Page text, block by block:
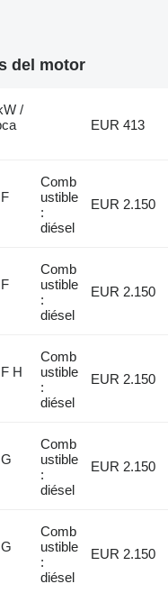
del motor
/
EUR 413
Comb
ustible
:
diésel
EUR 2.150
Comb
ustible
:
diésel
EUR 2.150
H
Comb
ustible
:
diésel
EUR 2.150
Comb
ustible
:
diésel
EUR 2.150
Comb
ustible
:
diésel
EUR 2.150